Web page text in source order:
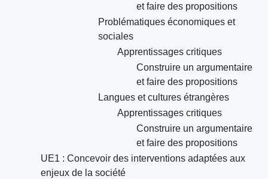
et faire des propositions
Problématiques économiques et
sociales
Apprentissages critiques
Construire un argumentaire
et faire des propositions
Langues et cultures étrangères
Apprentissages critiques
Construire un argumentaire
et faire des propositions
UE1 : Concevoir des interventions adaptées aux
enjeux de la société